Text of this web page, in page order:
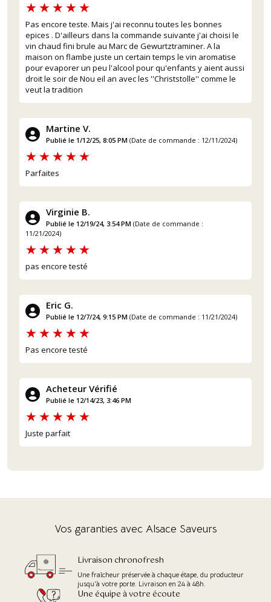
(4 avis)
Pas encore teste. Mais j'ai reconnu toutes les bonnes
epices . D'ailleurs dans la commande suivante j'ai choisi le
vin chaud fini brule au Marc de Gewurtztraminer. A la
maison on flambe juste un certain temps le vin aromatise
pour evaporer un peu l'alcool pour qu'enfants y aient aussi
droit le soir de Nou eil an avec les ''Christstolle'' comme le
veut la tradition
Martine V.
Publié le 1/12/25, 8:05 PM (Date de commande : 12/11/2024)
Parfaites
Virginie B.
Publié le 12/19/24, 3:54 PM (Date de commande :
11/21/2024)
pas encore testé
Eric G.
Publié le 12/7/24, 9:15 PM (Date de commande : 11/21/2024)
Pas encore testé
Acheteur Vérifié
Publié le 12/14/23, 3:46 PM
Juste parfait
Vos garanties avec Alsace Saveurs
Livraison chronofresh
Une fraîcheur préservée à chaque étape, du producteur
jusqu'à votre porte. Livraison en 24 à 48h.
Une équipe à votre écoute